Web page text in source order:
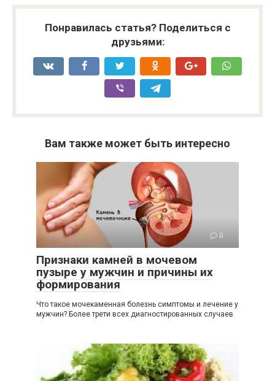
Понравилась статья? Поделиться с
друзьями:
Вам также может быть интересно
0
Признаки камней в мочевом
пузыре у мужчин и причины их
формирования
Что такое мочекаменная болезнь симптомы и лечение у
мужчин? Более трети всех диагностированных случаев